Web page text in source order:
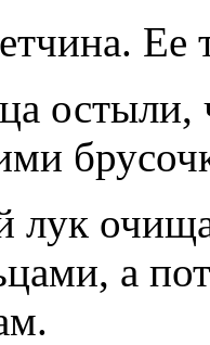
лук
а